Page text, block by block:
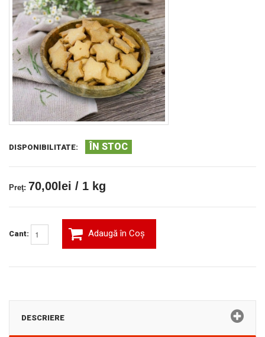
DISPONIBILITATE: ÎN STOC
Preţ: 70,00lei / 1 kg
Cant: Adaugă în Coş
DESCRIERE